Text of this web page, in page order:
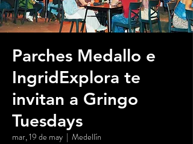
Parches Medallo e
IngridExplora te
invitan a Gringo
Tuesdays
mar, 19 de may
  |
Medellín